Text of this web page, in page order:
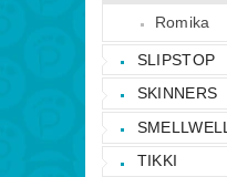
Romika
SLIPSTOP
SKINNERS
SMELLWELL
TIKKI